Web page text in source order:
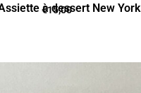
à dessert New York
€15,00